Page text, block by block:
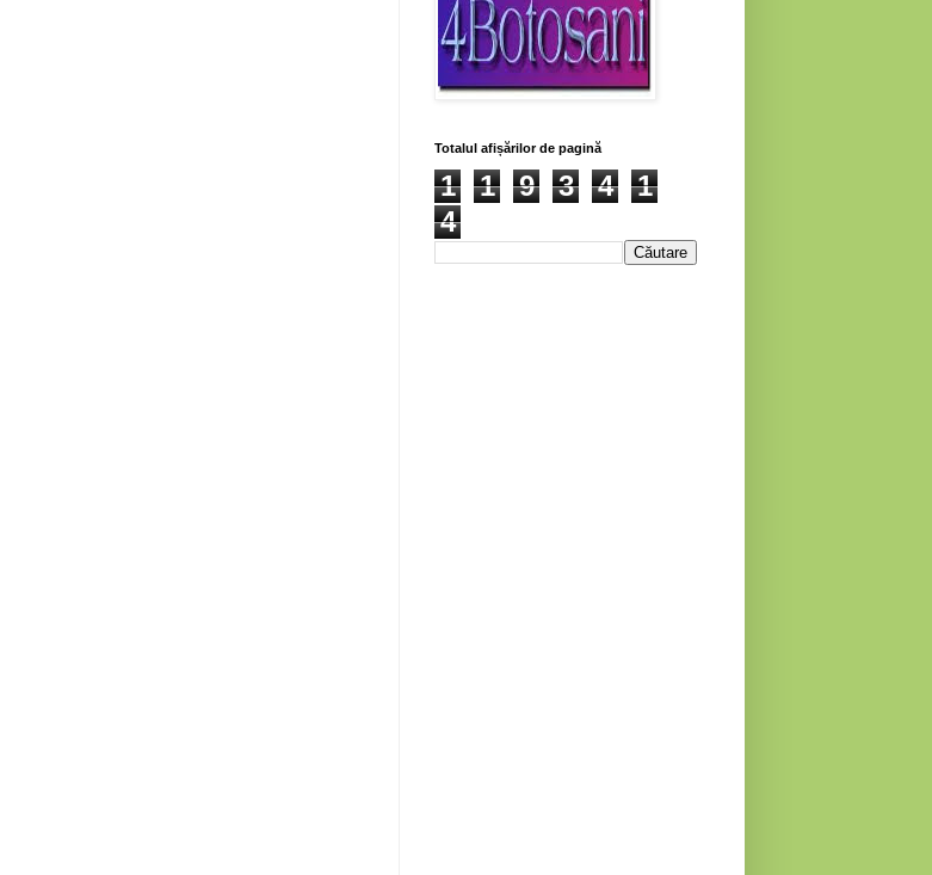
Totalul afișărilor de pagină
1 1 9 3 4
1
4